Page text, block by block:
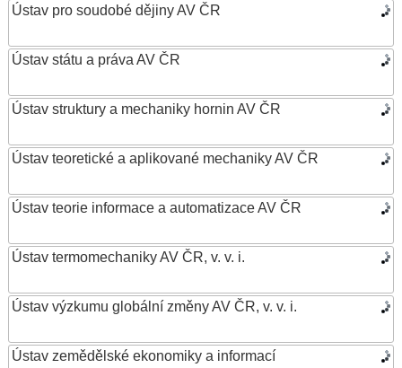
Ústav pro soudobé dějiny AV ČR
Ústav státu a práva AV ČR
Ústav struktury a mechaniky hornin AV ČR
Ústav teoretické a aplikované mechaniky AV ČR
Ústav teorie informace a automatizace AV ČR
Ústav termomechaniky AV ČR, v. v. i.
Ústav výzkumu globální změny AV ČR, v. v. i.
Ústav zemědělské ekonomiky a informací